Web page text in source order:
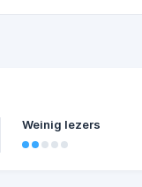
Weinig lezers